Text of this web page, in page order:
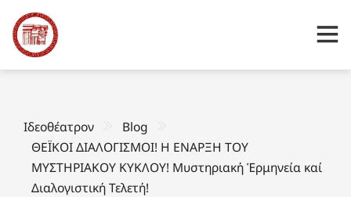
Ιδεοθέατρον
Blog
ΘΕΪΚΟΙ ΔΙΑΛΟΓΙΣΜΟΙ! Η ΕΝΑΡΞΗ ΤΟΥ
ΜΥΣΤΗΡΙΑΚΟΥ ΚΥΚΛΟΥ! Μυστηριακή Ἑρμηνεία καί
Διαλογιστική Τελετή!